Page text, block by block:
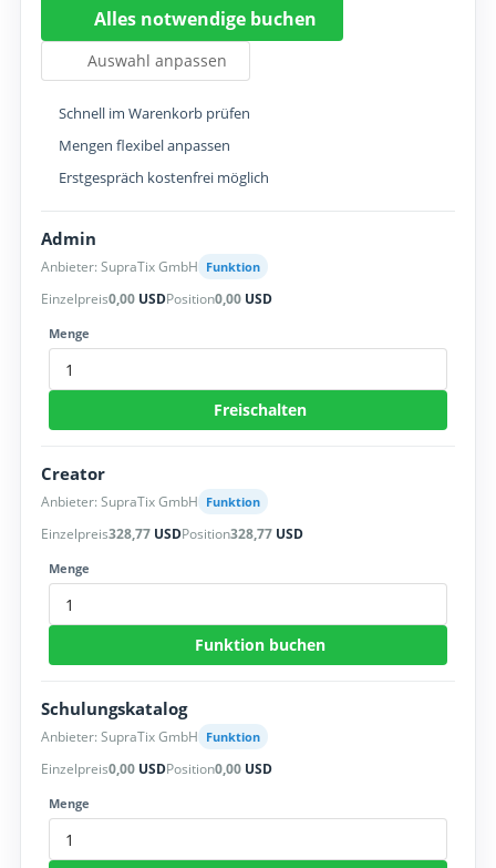
Alles notwendige buchen
Auswahl anpassen
Schnell im Warenkorb prüfen
Mengen flexibel anpassen
Erstgespräch kostenfrei möglich
Admin
Anbieter: SupraTix GmbH Funktion
Einzelpreis0,00USDPosition0,00USD
Menge
Freischalten
Creator
Anbieter: SupraTix GmbH Funktion
Einzelpreis328,77USDPosition328,77USD
Menge
Funktion buchen
Schulungskatalog
Anbieter: SupraTix GmbH Funktion
Einzelpreis0,00USDPosition0,00USD
Menge